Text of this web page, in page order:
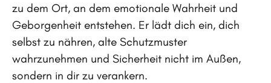
zu dem Ort, an dem emotionale Wahrheit und
Geborgenheit entstehen. Er lädt dich ein, dich
selbst zu nähren, alte Schutzmuster
wahrzunehmen und Sicherheit nicht im Außen,
sondern in dir zu verankern.